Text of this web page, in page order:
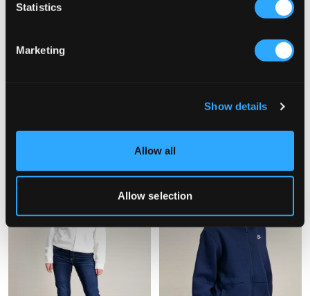
Statistics
Marketing
Show details
Allow all
Allow selection
NLNHALFA LS SCUBA CARDIGAN